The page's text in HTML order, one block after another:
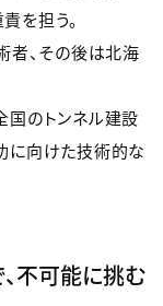
を担う。
者、その後は北海
国のトンネル建設
に向けた技術的な
不可能に挑む